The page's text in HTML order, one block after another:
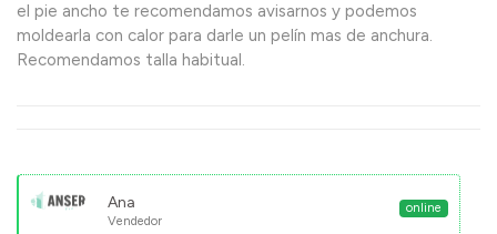
el pie ancho te recomendamos avisarnos y podemos
moldearla con calor para darle un pelín mas de anchura.
Recomendamos talla habitual.
Ana
Vendedor
online